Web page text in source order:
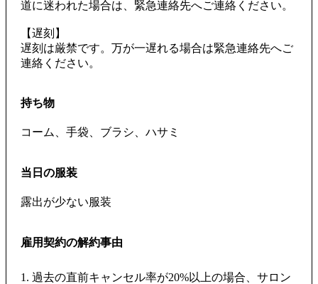
道に迷われた場合は、緊急連絡先へご連絡ください。
【遅刻】
遅刻は厳禁です。万が一遅れる場合は緊急連絡先へご
連絡ください。
持ち物
コーム、手袋、ブラシ、ハサミ
当日の服装
露出が少ない服装
雇用契約の解約事由
1. 過去の直前キャンセル率が20%以上の場合、サロン